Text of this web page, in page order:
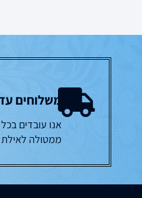
משלוחים
אנו עובדים
ממטולה לאילת